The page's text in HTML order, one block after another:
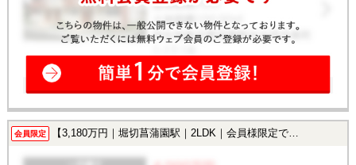
会員限定 【3,180万円｜堀切菖蒲園駅｜2LDK｜会員様限定で公開中！】